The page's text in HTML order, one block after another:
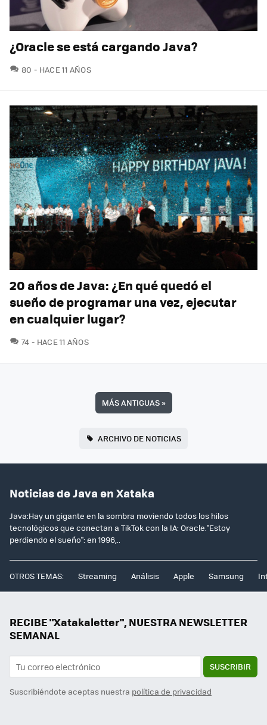
¿Oracle se está cargando Java?
80 COMENTARIOS
HACE 11 AÑOS
20 años de Java: ¿En qué quedó el
sueño de programar una vez, ejecutar
en cualquier lugar?
74 COMENTARIOS
HACE 11 AÑOS
MÁS ANTIGUAS»
ARCHIVO DE NOTICIAS
Noticias de Java en Xataka
Java:Hay un gigante en la sombra moviendo todos los hilos
tecnológicos que conectan a TikTok con la IA: Oracle."Estoy
perdiendo el sueño": en 1996,..
OTROS TEMAS: Streaming Análisis Apple Samsung
RECIBE "Xatakaletter", NUESTRA NEWSLETTER
SEMANAL
SUSCRIBIR
Suscribiéndote aceptas nuestra política de privacidad